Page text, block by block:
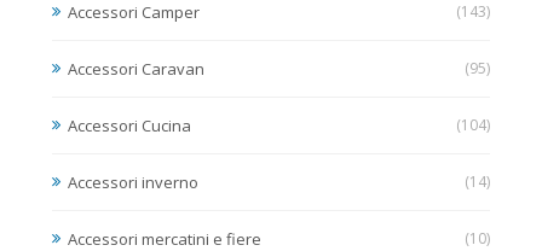
Accessori Camper (143)
Accessori Caravan (95)
Accessori Cucina (104)
Accessori inverno (14)
Accessori mercatini e fiere (10)